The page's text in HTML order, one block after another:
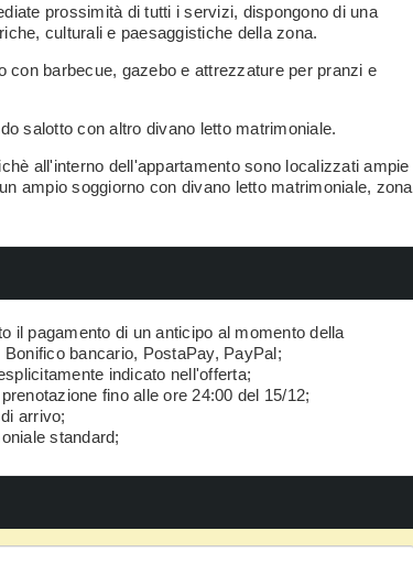
prossimità di tutti i servizi, dispongono di una
culturali e paesaggistiche della zona.
barbecue, gazebo e attrezzature per pranzi e
salotto con altro divano letto matrimoniale.
all'interno dell'appartamento sono localizzati ampie
ampio soggiorno con divano letto matrimoniale, zona
il pagamento di un anticipo al momento della
bancario, PostaPay, PayPal;
indicato nell'offerta;
fino alle ore 24:00 del 15/12;
arrivo;
standard;